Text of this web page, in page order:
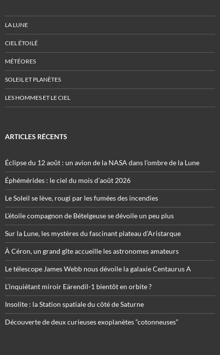
LA LUNE
CIEL ÉTOILÉ
MÉTÉORES
SOLEIL ET PLANÈTES
LES HOMMES ET LE CIEL
ARTICLES RÉCENTS
Éclipse du 12 août : un avion de la NASA dans l’ombre de la Lune
Éphémérides : le ciel du mois d’août 2026
Le Soleil se lève, rougi par les fumées des incendies
L’étoile compagnon de Bételgeuse se dévoile un peu plus
Sur la Lune, les mystères du fascinant plateau d’Aristarque
À Céron, un grand gîte accueille les astronomes amateurs
Le télescope James Webb nous dévoile la galaxie Centaurus A
L’inquiétant miroir Eärendil-1 bientôt en orbite ?
Insolite : la Station spatiale du côté de Saturne
Découverte de deux curieuses exoplanètes “cotonneuses”